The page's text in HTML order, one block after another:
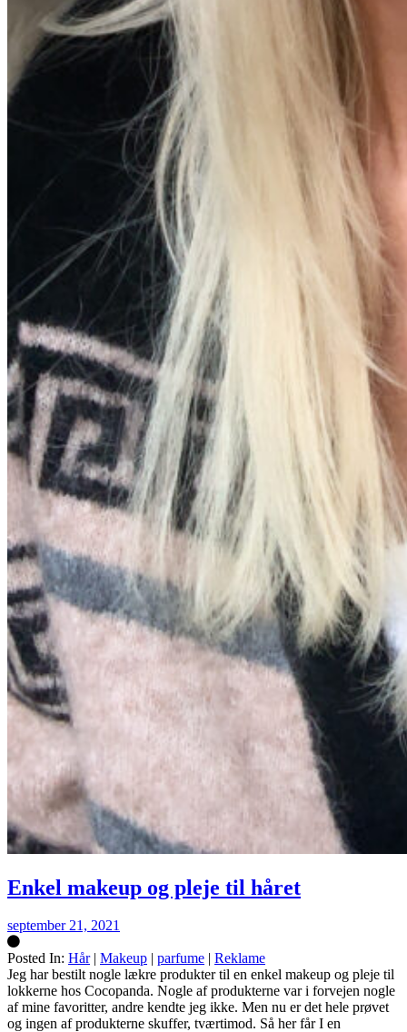
Enkel makeup og pleje til håret
september 21, 2021
Posted In: Hår| Makeup parfume
Reklame
Silke
Jeg har bestilt nogle lækre produkter til en enkel makeup og pleje til
lokkerne hos Cocopanda. Nogle af produkterne var i forvejen nogle
af mine favoritter, andre kendte jeg ikke. Men nu er det hele prøvet
og ingen af produkterne skuffer, tværtimod. Så her får I en